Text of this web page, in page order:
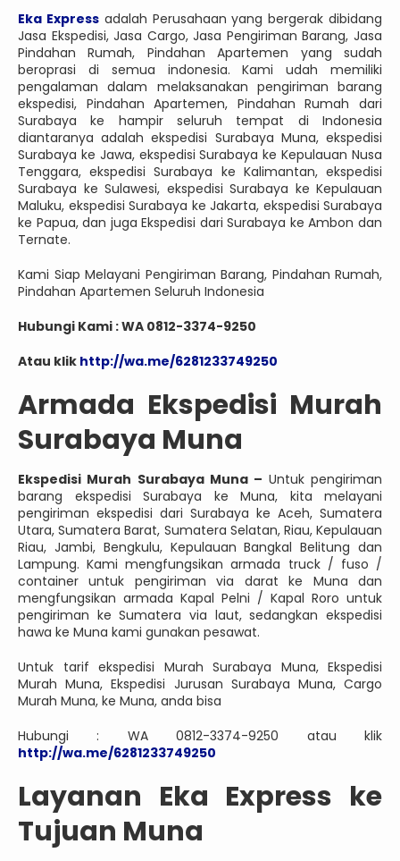
Eka Expressadalah Perusahaan yang bergerak dibidang
Jasa Ekspedisi, Jasa Cargo, Jasa Pengiriman Barang, Jasa
Pindahan Rumah, Pindahan Apartemen yang sudah
beroprasi di semua indonesia. Kami udah memiliki
pengalaman dalam melaksanakan pengiriman barang
ekspedisi, Pindahan Apartemen, Pindahan Rumah dari
Surabaya ke hampir seluruh tempat di Indonesia
diantaranya adalah ekspedisi Surabaya Muna, ekspedisi
Surabaya ke Jawa, ekspedisi Surabaya ke Kepulauan Nusa
Tenggara, ekspedisi Surabaya ke Kalimantan, ekspedisi
Surabaya ke Sulawesi, ekspedisi Surabaya ke Kepulauan
Maluku, ekspedisi Surabaya ke Jakarta, ekspedisi Surabaya
ke Papua, dan juga Ekspedisi dari Surabaya ke Ambon dan
Ternate.
Kami Siap Melayani Pengiriman Barang, Pindahan Rumah,
Pindahan Apartemen Seluruh Indonesia
Hubungi Kami : WA 0812-3374-9250
Atau klik http://wa.me/6281233749250
Armada Ekspedisi Murah
Surabaya Muna
Ekspedisi Murah Surabaya Muna – Untuk pengiriman
barang ekspedisi Surabaya ke Muna, kita melayani
pengiriman ekspedisi dari Surabaya ke Aceh, Sumatera
Utara, Sumatera Barat, Sumatera Selatan, Riau, Kepulauan
Riau, Jambi, Bengkulu, Kepulauan Bangkal Belitung dan
Lampung. Kami mengfungsikan armada truck / fuso /
container untuk pengiriman via darat ke Muna dan
mengfungsikan armada Kapal Pelni / Kapal Roro untuk
pengiriman ke Sumatera via laut, sedangkan ekspedisi
hawa ke Muna kami gunakan pesawat.
Untuk tarif ekspedisi Murah Surabaya Muna, Ekspedisi
Murah Muna, Ekspedisi Jurusan Surabaya Muna, Cargo
Murah Muna, ke Muna, anda bisa
Hubungi : WA 0812-3374-9250 atau klik
http://wa.me/6281233749250
Layanan Eka Express ke
Tujuan Muna